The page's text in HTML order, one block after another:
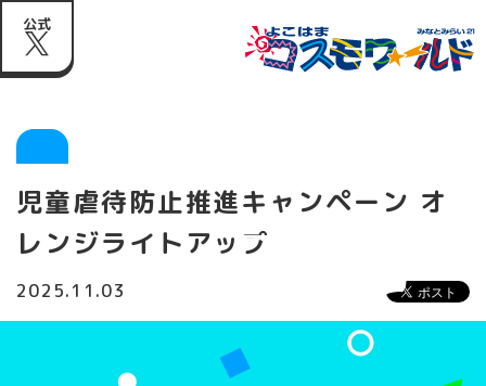
公式
児童虐待防止推進キャンペーン オ
レンジライトアップ
2025.11.03